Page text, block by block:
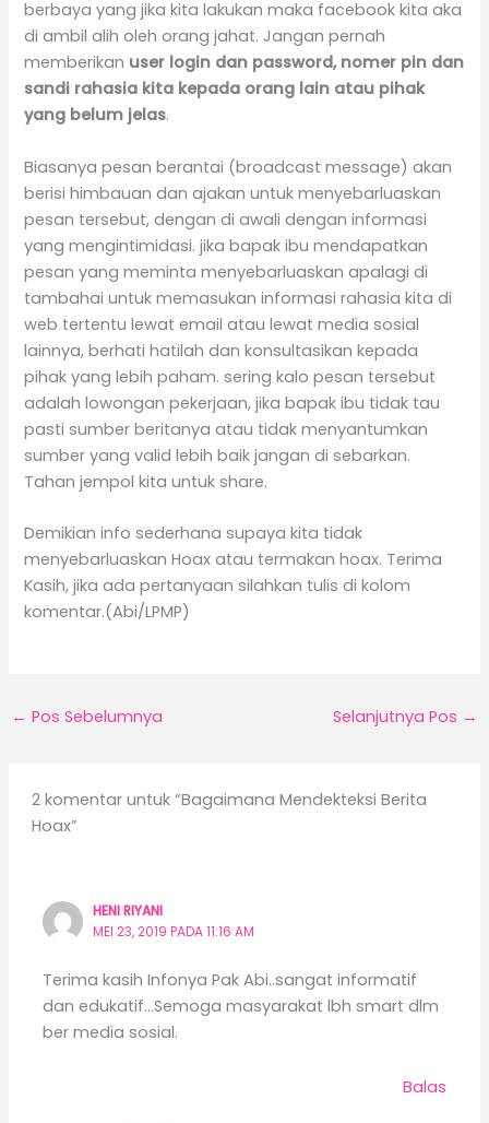
berbaya yang jika kita lakukan maka facebook kita aka
di ambil alih oleh orang jahat. Jangan pernah
memberikan user login dan password, nomer pin dan
sandi rahasia kita kepada orang lain atau pihak
yang belum jelas.
Biasanya pesan berantai (broadcast message) akan
berisi himbauan dan ajakan untuk menyebarluaskan
pesan tersebut, dengan di awali dengan informasi
yang mengintimidasi. jika bapak ibu mendapatkan
pesan yang meminta menyebarluaskan apalagi di
tambahai untuk memasukan informasi rahasia kita di
web tertentu lewat email atau lewat media sosial
lainnya, berhati hatilah dan konsultasikan kepada
pihak yang lebih paham. sering kalo pesan tersebut
adalah lowongan pekerjaan, jika bapak ibu tidak tau
pasti sumber beritanya atau tidak menyantumkan
sumber yang valid lebih baik jangan di sebarkan.
Tahan jempol kita untuk share.
Demikian info sederhana supaya kita tidak
menyebarluaskan Hoax atau termakan hoax. Terima
Kasih, jika ada pertanyaan silahkan tulis di kolom
komentar.(Abi/LPMP)
← Pos Sebelumnya Selanjutnya Pos →
2 komentar untuk “Bagaimana Mendekteksi Berita
Hoax”
HENI RIYANI
MEI 23, 2019 PADA 11:16 AM
Terima kasih Infonya Pak Abi..sangat informatif
dan edukatif…Semoga masyarakat lbh smart dlm
ber media sosial.
Balas